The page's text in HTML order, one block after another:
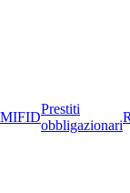
MIFID
Prestiti
obbligazionari